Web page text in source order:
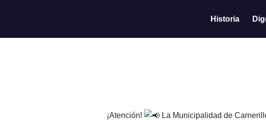
al
Historia
¡Atención!
La Municipalidad de